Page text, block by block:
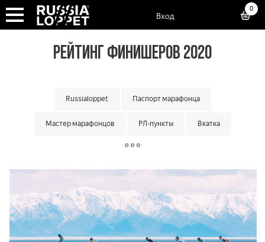
Вход
0
РЕЙТИНГ ФИНИШЕРОВ 2020
Russialoppet Паспорт марафонца
Мастер марафонцов РЛ-пункты Вкатка
Суперкубок марафонов
Классический кубок команд
Малый кубок команд Матчевая встреча команд
Кубок мастеров Лотерея лаки лузеров Онлайн гонки